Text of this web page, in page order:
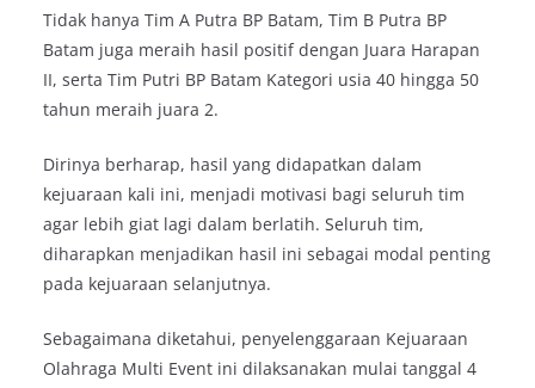
Tidak hanya Tim A Putra BP Batam, Tim B Putra BP
Batam juga meraih hasil positif dengan Juara Harapan
II, serta Tim Putri BP Batam Kategori usia 40 hingga 50
tahun meraih juara 2.
Dirinya berharap, hasil yang didapatkan dalam
kejuaraan kali ini, menjadi motivasi bagi seluruh tim
agar lebih giat lagi dalam berlatih. Seluruh tim,
diharapkan menjadikan hasil ini sebagai modal penting
pada kejuaraan selanjutnya.
Sebagaimana diketahui, penyelenggaraan Kejuaraan
Olahraga Multi Event ini dilaksanakan mulai tanggal 4